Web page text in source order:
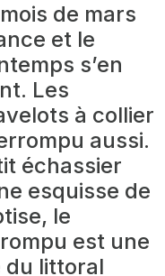
de mars
et le
s’en
Les
à collier
aussi.
échassier
esquisse de
le
est une
du littoral